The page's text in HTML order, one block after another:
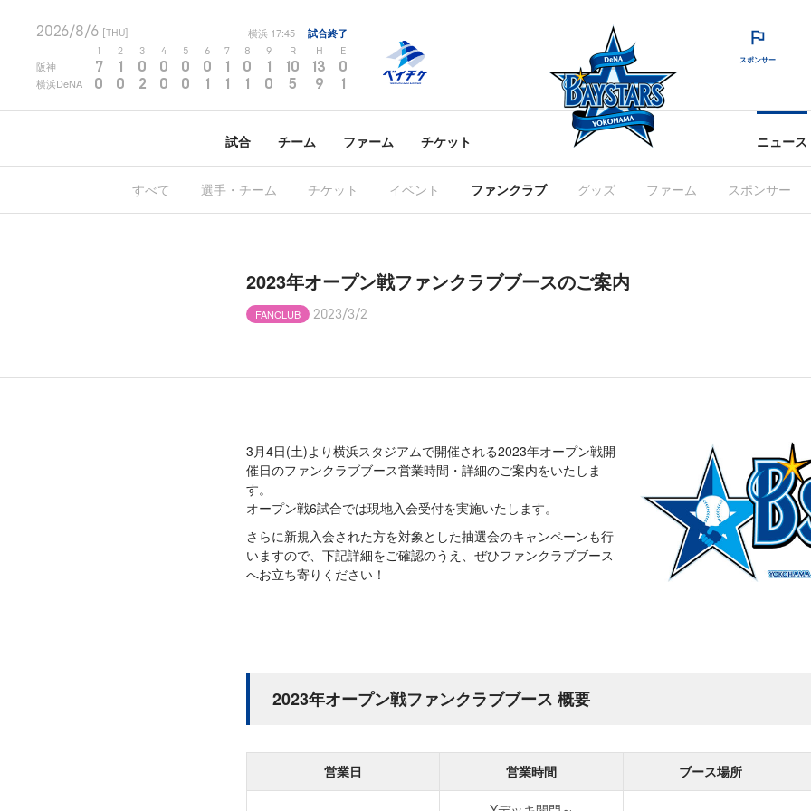
2026/8/6 [THU] 横浜 17:45 試合終了
2 3 4 5 6 7 8 9 R H E
阪神 7 1 0 0 0 0 1 0 1 10 13 0
横浜DeNA 0 0 2 0 0 1 1 1 0 5 9 1
スポンサー
試合 チーム ファーム チケット ニュース
すべて 選手・チーム チケット イベント ファンクラブ グッズ ファーム スポンサー
2023年オープン戦ファンクラブブースのご案内
FANCLUB 2023/3/2
3月4日(土)より横浜スタジアムで開催される2023年オープン戦開
催日のファンクラブブース営業時間・詳細のご案内をいたしま
す。
オープン戦6試合では現地入会受付を実施いたします。
さらに新規入会された方を対象とした抽選会のキャンペーンも行
いますので、下記詳細をご確認のうえ、ぜひファンクラブブース
へお立ち寄りください！
2023年オープン戦ファンクラブブース 概要
営業日 営業時間 ブース場所